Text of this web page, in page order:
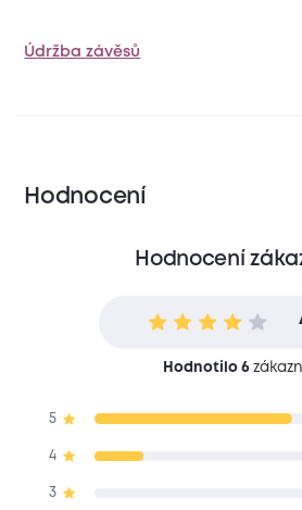
Údržba závěsů
Hodnocení
Hodnocení
Hodnotilo 6
5
4
3